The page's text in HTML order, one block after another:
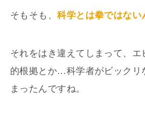
そもそも、科学とは拳ではない
それをはき違えてしまって、エ
的根拠とか…科学者がビックリ
まったんですね。